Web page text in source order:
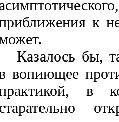
к
Казалось бы,
вопиющее
в